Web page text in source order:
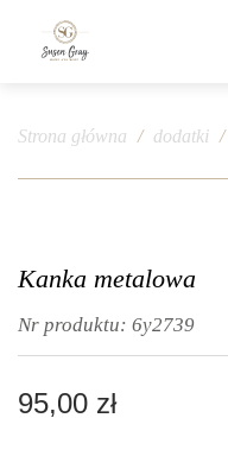
Strona główna / dodatki /
Kanka metalowa
Nr produktu: 6y2739
95,00 zł